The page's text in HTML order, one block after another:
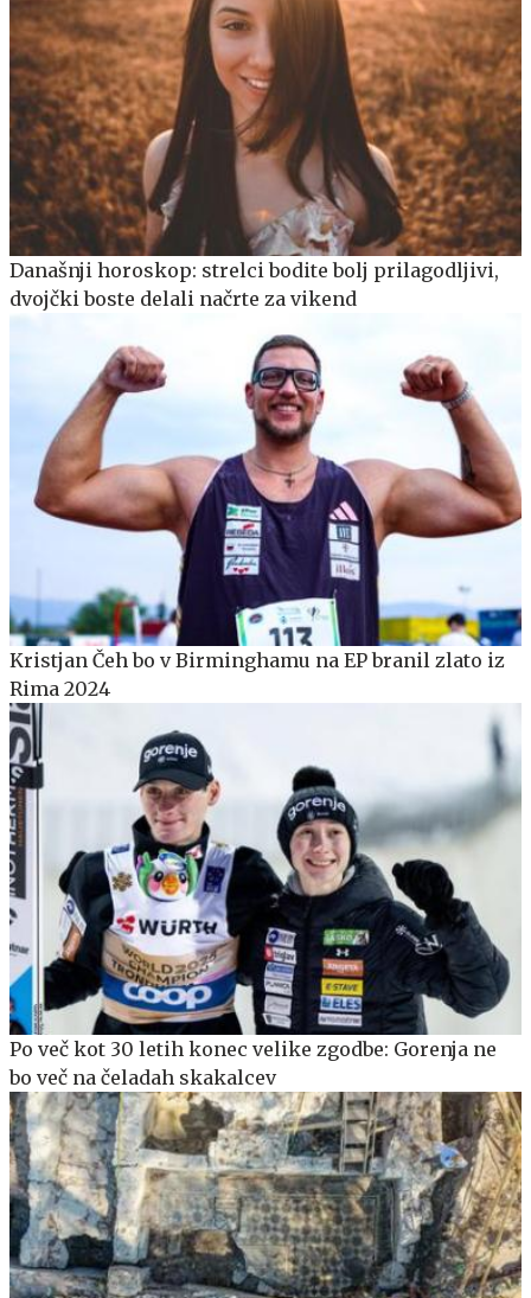
Današnji horoskop: strelci bodite bolj prilagodljivi,
dvojčki boste delali načrte za vikend
Kristjan Čeh bo v Birminghamu na EP branil zlato iz
Rima 2024
Po več kot 30 letih konec velike zgodbe: Gorenja ne
bo več na čeladah skakalcev